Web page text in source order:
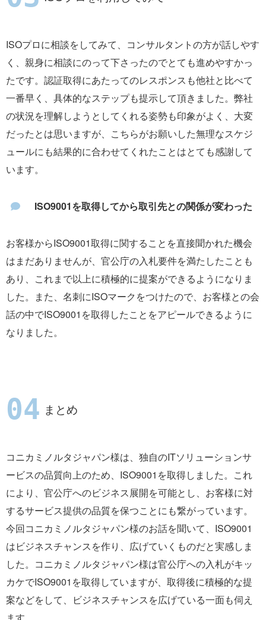
ISOプロに相談をしてみて、コンサルタントの方が話しやす
く、親身に相談にのって下さったのでとても進めやすかっ
たです。認証取得にあたってのレスポンスも他社と比べて
一番早く、具体的なステップも提示して頂きました。弊社
の状況を理解しようとしてくれる姿勢も印象がよく、大変
だったとは思いますが、こちらがお願いした無理なスケジ
ュールにも結果的に合わせてくれたことはとても感謝して
います。
ISO9001を取得してから取引先との関係が変わった
お客様からISO9001取得に関することを直接聞かれた機会
はまだありませんが、官公庁の入札要件を満たしたことも
あり、これまで以上に積極的に提案ができるようになりま
した。また、名刺にISOマークをつけたので、お客様との会
話の中でISO9001を取得したことをアピールできるように
なりました。
まとめ
コニカミノルタジャパン様は、独自のITソリューションサ
ービスの品質向上のため、ISO9001を取得しました。これ
により、官公庁へのビジネス展開を可能とし、お客様に対
するサービス提供の品質を保つことにも繋がっています。
今回コニカミノルタジャパン様のお話を聞いて、ISO9001
はビジネスチャンスを作り、広げていくものだと実感しま
した。コニカミノルタジャパン様は官公庁への入札がキッ
カケでISO9001を取得していますが、取得後に積極的な提
案などをして、ビジネスチャンスを広げている一面も伺え
ます。